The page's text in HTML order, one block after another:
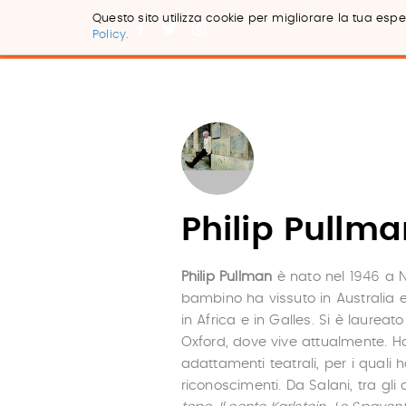
Questo sito utilizza cookie per migliorare la tua
Policy.
Philip
Philip Pullman è nato nel 1946 a
bambino ha vissuto in Australia
in Africa e in Galles. Si è
Oxford, dove vive attualmente.
adattamenti teatrali, per i quali
riconoscimenti. Da Salani, tra gli